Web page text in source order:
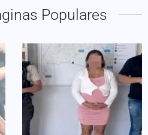
Populares